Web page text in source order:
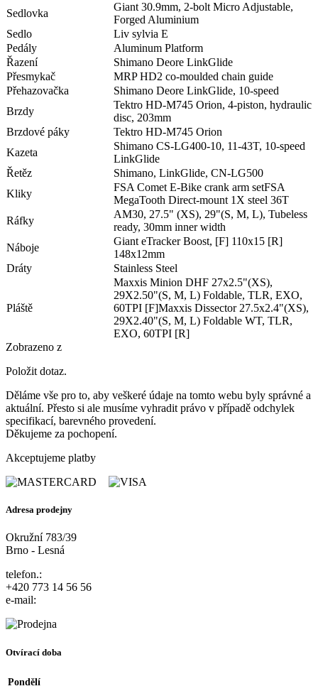
Sedlovka
Giant 30.9mm, 2-bolt Micro Adjustable,
Forged Aluminium
Sedlo
Liv sylvia E
Pedály
Aluminum Platform
Řazení
Shimano Deore LinkGlide
Přesmykač
MRP HD2 co-moulded chain guide
Přehazovačka
Shimano Deore LinkGlide, 10-speed
Brzdy
Tektro HD-M745 Orion, 4-piston, hydraulic
disc, 203mm
Brzdové páky
Tektro HD-M745 Orion
Kazeta
Shimano CS-LG400-10, 11-43T, 10-speed
LinkGlide
Řetěz
Shimano, LinkGlide, CN-LG500
Kliky
FSA Comet E-Bike crank arm setFSA
MegaTooth Direct-mount 1X steel 36T
Ráfky
AM30, 27.5" (XS), 29"(S, M, L), Tubeless
ready, 30mm inner width
Náboje
Giant eTracker Boost, [F] 110x15 [R]
148x12mm
Dráty
Stainless Steel
Pláště
Maxxis Minion DHF 27x2.5"(XS),
29X2.50"(S, M, L) Foldable, TLR, EXO,
60TPI [F]Maxxis Dissector 27.5x2.4"(XS),
29X2.40"(S, M, L) Foldable WT, TLR,
EXO, 60TPI [R]
Zobrazeno z
Položit dotaz.
Děláme vše pro to, aby veškeré údaje na tomto webu byly správné a
aktuální. Přesto si ale musíme vyhradit právo v případě odchylek
specifikací, barevného provedení.
Děkujeme za pochopení.
Akceptujeme platby
Adresa prodejny
Okružní 783/39
Brno - Lesná
telefon.:
+420 773 14 56 56
e-mail:
Otvírací doba
Pondělí